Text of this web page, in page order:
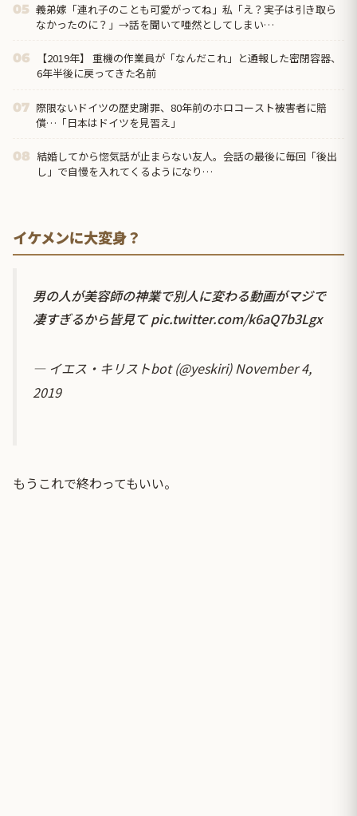
05 義弟嫁「連れ子のことも可愛がってね」私「え？実子は引き取ら
なかったのに？」→話を聞いて唖然としてしまい…
06
【2019年】 重機の作業員が「なんだこれ」と通報した密閉容器、
6年半後に戻ってきた名前
07 際限ないドイツの歴史謝罪、80年前のホロコースト被害者に賠
償…「日本はドイツを見習え」
08 結婚してから惚気話が止まらない友人。会話の最後に毎回「後出
し」で自慢を入れてくるようになり…
イケメンに大変身？
男の人が美容師の神業で別人に変わる動画がマジで
凄すぎるから皆見てpic.twitter.com/k6aQ7b3Lgx
— イエス・キリストbot (@yeskiri)November 4,
2019
もうこれで終わってもいい。